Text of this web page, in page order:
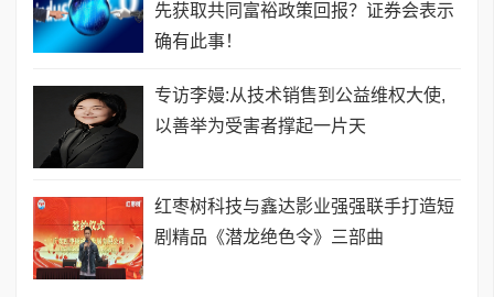
先获取共同富裕政策回报？证券会表示
确有此事！
专访李嫚:从技术销售到公益维权大使,
以善举为受害者撑起一片天
红枣树科技与鑫达影业强强联手打造短
剧精品《潜龙绝色令》三部曲